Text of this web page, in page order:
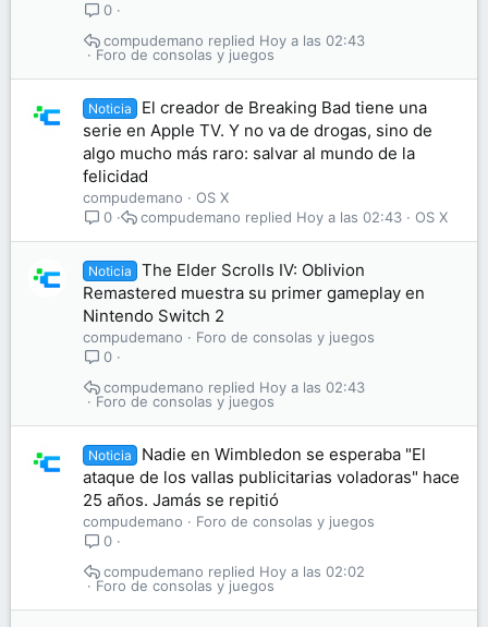
0
Foro de consolas y juegos
Hoy a las 02:43
compudemano
Noticia
El creador de Breaking Bad tiene una
serie en Apple TV. Y no va de drogas, sino de
algo mucho más raro: salvar al mundo de la
felicidad
compudemano
OS X
0
OS X
Hoy a las 02:43
compudemano
Noticia
The Elder Scrolls IV: Oblivion
Remastered muestra su primer gameplay en
Nintendo Switch 2
compudemano
Foro de consolas y juegos
0
Foro de consolas y juegos
Hoy a las 02:43
compudemano
Noticia
Nadie en Wimbledon se esperaba "El
ataque de los vallas publicitarias voladoras" hace
25 años. Jamás se repitió
compudemano
Foro de consolas y juegos
0
Foro de consolas y juegos
Hoy a las 02:02
compudemano